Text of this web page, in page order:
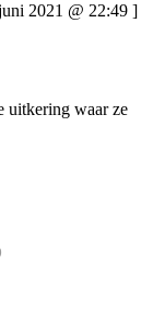
2021 @ 22:49 ]
uitkering waar ze